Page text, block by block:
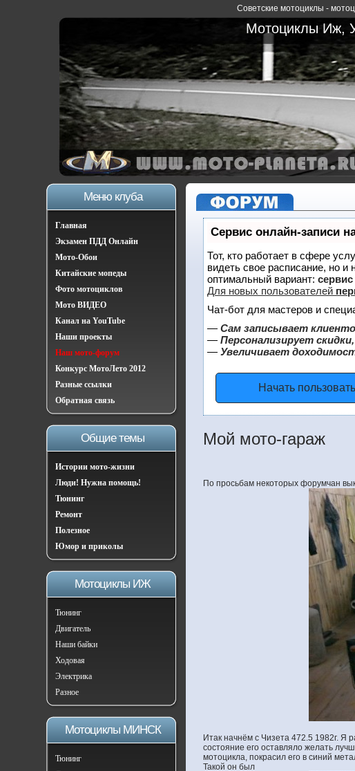
Советские мотоциклы -
Мотоциклы Иж,
Меню клуба
Главная
Экзамен ПДД Онлайн
Мото-Обои
Китайские мопеды
Фото мотоциклов
Мото ВИДЕО
Канал на YouTube
Наши проекты
Наш мото-форум
Конкурс МотоЛето 2012
Разные ссылки
Обратная связь
Общие темы
Истории мото-жизни
Люди! Нужна помощь!
Тюнинг
Ремонт
Полезное
Юмор и приколы
Мотоциклы ИЖ
Тюнинг
Двигатель
Наши байки
Ходовая
Электрика
Разное
Мотоциклы МИНСК
Тюнинг
Сервис онлайн-записи
Тот, кто работает в сфере
видеть свое расписание, но
оптимальный вариант:
Для новых пользователей
Чат-бот для мастеров и
— Сам записывает
— Персонализирует
— Увеличивает
Начать
Мой мото-гараж
По просьбам некоторых форумчан
Итак начнём с Чизета 472.5 1982г. Я
состояние его оставляло желать
мотоцикла, покрасил его в синий
Такой он был